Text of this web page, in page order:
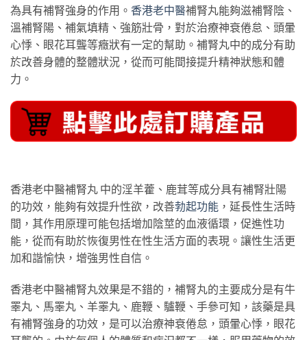
為具有補腎強身的作用。 香港老中醫補腎丸能夠滋補腎陰、
溫補腎陽、補氣填精、強筋壯骨，對於治療神衰倦怠、頭暈
心悸、眼花耳聾等癥狀有一定的幫助。補腎丸中的成分有助
於改善身體的整體狀況，從而可能間接提升精神狀態和體
力。
香港老中醫補腎丸 中的淫羊藿、鹿茸等成分具有補腎壯陽
的功效，能夠有效提升性欲，改善勃起功能 ，延長性生活時
間，其作用原理可能包括增加陰莖的血液循環，促進性功
能，從而有助於恢復男性在性生活方面的表現。讓性生活更
加和諧愉快，增強男性自信。
香港老中醫補腎丸效果是不錯的，補腎丸的主要成分是有牛
睪丸、馬睪丸、羊睪丸、鹿鞭、驢鞭、手參可知，該藥是具
有補腎強身的功效，是可以治療神衰倦怠，頭暈心悸，眼花